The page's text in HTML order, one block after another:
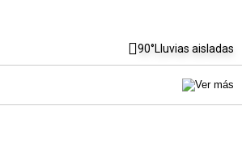
90°Lluvias aisladas